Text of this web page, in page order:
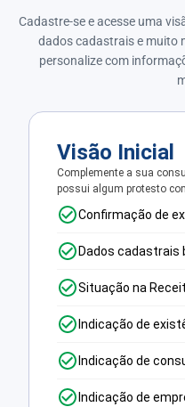
Cadastre-se e acesse uma
dados cadastrais e muito
personalize com
Visão Inicial
Complemente a sua
possui algum protesto
Confirmação de
Dados cadastrais
Situação na
Indicação de
Indicação de
Indicação de